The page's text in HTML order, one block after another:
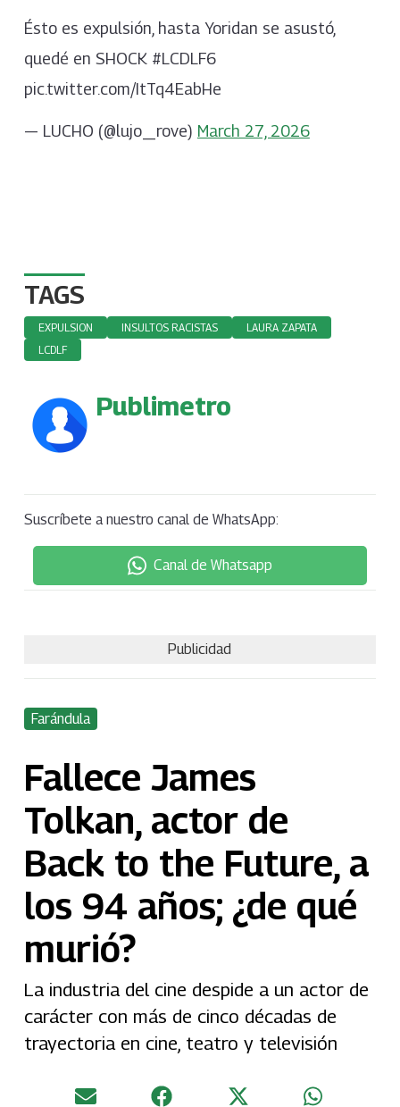
Ésto es expulsión, hasta Yoridan se asustó,
quedé en SHOCK #LCDLF6
pic.twitter.com/ItTq4EabHe
— LUCHO (@lujo_rove) March 27, 2026
TAGS
EXPULSION INSULTOS RACISTAS
LAURA ZAPATA
LCDLF
Publimetro
Suscríbete a nuestro canal de WhatsApp:
Canal de Whatsapp
Publicidad
Farándula
Fallece James
Tolkan, actor de
Back to the Future, a
los 94 años; ¿de qué
murió?
La industria del cine despide a un actor de
carácter con más de cinco décadas de
trayectoria en cine, teatro y televisión